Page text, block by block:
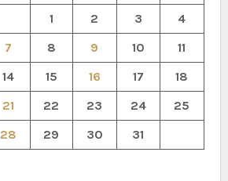
1
2 3
4
7 8 9 10
11
14 15 16 17
18
21 22 23 24
25
28 29 30 31